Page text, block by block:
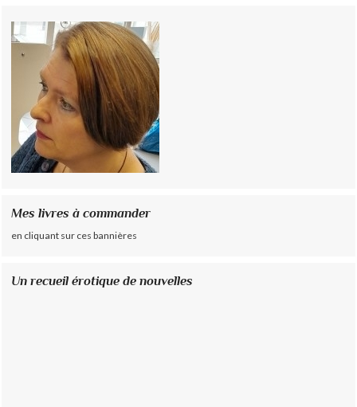
Mes livres à commander
en cliquant sur ces bannières
Un recueil érotique de nouvelles